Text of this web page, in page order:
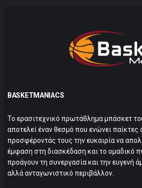
BASKETMANIACS
Το ερασιτεχνικό πρωτάθλημα μπάσκετ
αποτελεί έναν θεσμό που ενώνει
προσφέροντάς τους την ευκαιρία να
έμφαση στη διασκέδαση και το ομαδικό
προάγουν τη συνεργασία και την ευγενή
αλλά ανταγωνιστικό περιβάλλον.